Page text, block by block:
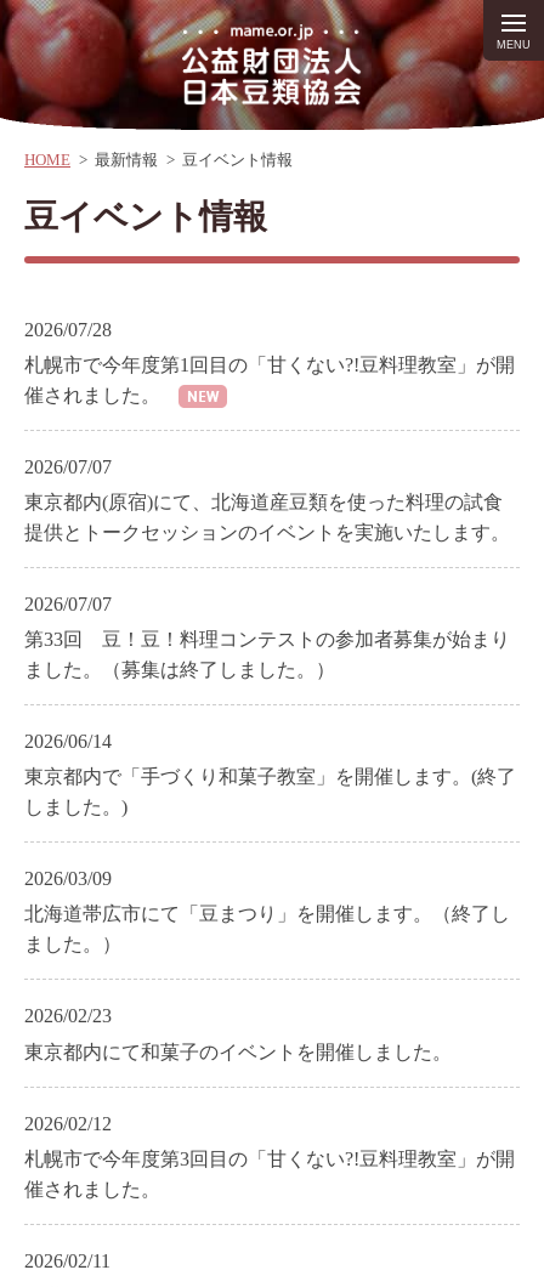
HOME > 最新情報 > 豆イベント情報
豆イベント情報
2026/07/28
札幌市で今年度第1回目の「甘くない?!豆料理教室」が開
催されました。
2026/07/07
東京都内(原宿)にて、北海道産豆類を使った料理の試食
提供とトークセッションのイベントを実施いたします。
2026/07/07
第33回 豆！豆！料理コンテストの参加者募集が始まり
ました。（募集は終了しました。）
2026/06/14
東京都内で「手づくり和菓子教室」を開催します。(終了
しました。)
2026/03/09
北海道帯広市にて「豆まつり」を開催します。（終了し
ました。）
2026/02/23
東京都内にて和菓子のイベントを開催しました。
2026/02/12
札幌市で今年度第3回目の「甘くない?!豆料理教室」が開
催されました。
2026/02/11